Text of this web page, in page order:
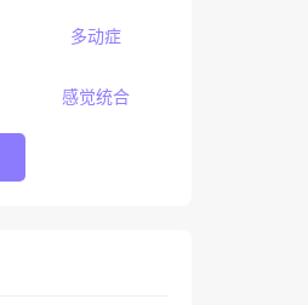
多动症
感觉统合